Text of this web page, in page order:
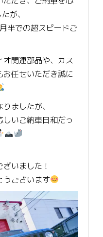
が、
半での超スピードご
関連部品や、カス
任せいただき誠に
ましたが、
いご納車日和だっ
いました！
うございます